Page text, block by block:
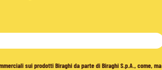
sui prodotti Biraghi da parte di Biraghi S.p.A., come, ma